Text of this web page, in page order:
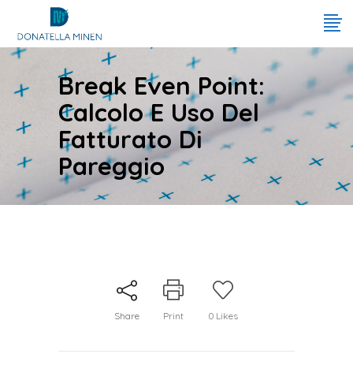
Break Even Point:
Calcolo E Uso Del
Fatturato Di
Pareggio
Share Print 0 Likes